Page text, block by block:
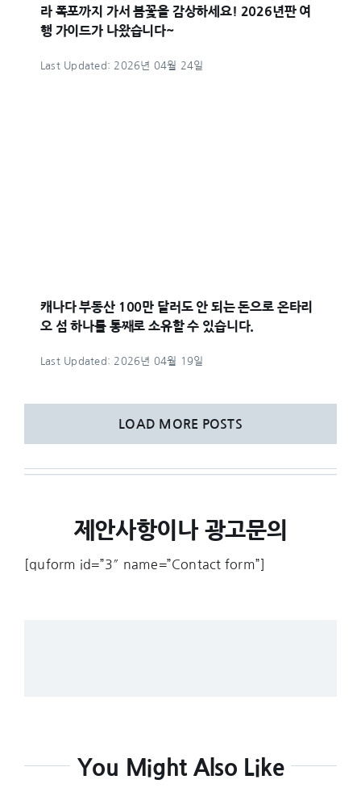
라 폭포까지 가서 봄꽃을 감상하세요! 2026년판 여
행 가이드가 나왔습니다~
Last Updated: 2026년 04월 24일
캐나다 부동산 100만 달러도 안 되는 돈으로 온타리
오 섬 하나를 통째로 소유할 수 있습니다.
Last Updated: 2026년 04월 19일
LOAD MORE POSTS
제안사항이나 광고문의
[quform id=”3″ name=”Contact form”]
You Might Also Like